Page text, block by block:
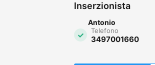
Inserzionista
Antonio
Telefono
3497001660